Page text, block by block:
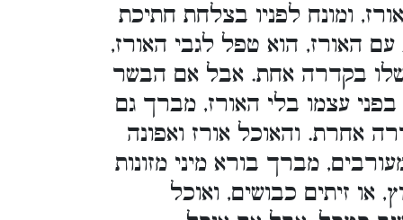
ומונח לפניו בצלחת חתיכת
האורז, הוא טפל לגבי האורז,
בקדרה אחת. אבל אם הבשר
עצמו בלי האורז, מברך גם
אחרת. והאוכל אורז ואפונה
מברך בורא מיני מזונות
או זיתים כבושים, ואוכל